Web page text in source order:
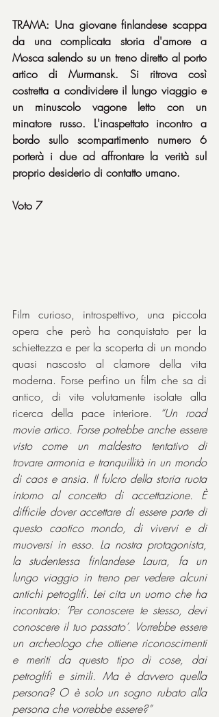
TRAMA: Una giovane finlandese scappa
da una complicata storia d'amore a
Mosca salendo su un treno diretto al porto
artico di Murmansk. Si ritrova così
costretta a condividere il lungo viaggio e
un minuscolo vagone letto con un
minatore russo. L'inaspettato incontro a
bordo sullo scompartimento numero 6
porterà i due ad affrontare la verità sul
proprio desiderio di contatto umano.
Voto 7
Film curioso, introspettivo, una piccola
opera che però ha conquistato per la
schiettezza e per la scoperta di un mondo
quasi nascosto al clamore della vita
moderna. Forse perfino un film che sa di
antico, di vite volutamente isolate alla
ricerca della pace interiore.
“Un road
movie artico. Forse potrebbe anche essere
visto come un maldestro tentativo di
trovare armonia e tranquillità in un mondo
di caos e ansia. Il fulcro della storia ruota
intorno al concetto di accettazione. È
difficile dover accettare di essere parte di
questo caotico mondo, di vivervi e di
muoversi in esso. La nostra protagonista,
la studentessa finlandese Laura, fa un
lungo viaggio in treno per vedere alcuni
antichi petroglifi. Lei cita un uomo che ha
incontrato: ‘Per conoscere te stesso, devi
conoscere il tuo passato’. Vorrebbe essere
un archeologo che ottiene riconoscimenti
e meriti da questo tipo di cose, dai
petroglifi e simili. Ma è davvero quella
persona? O è solo un sogno rubato alla
persona che vorrebbe essere?”